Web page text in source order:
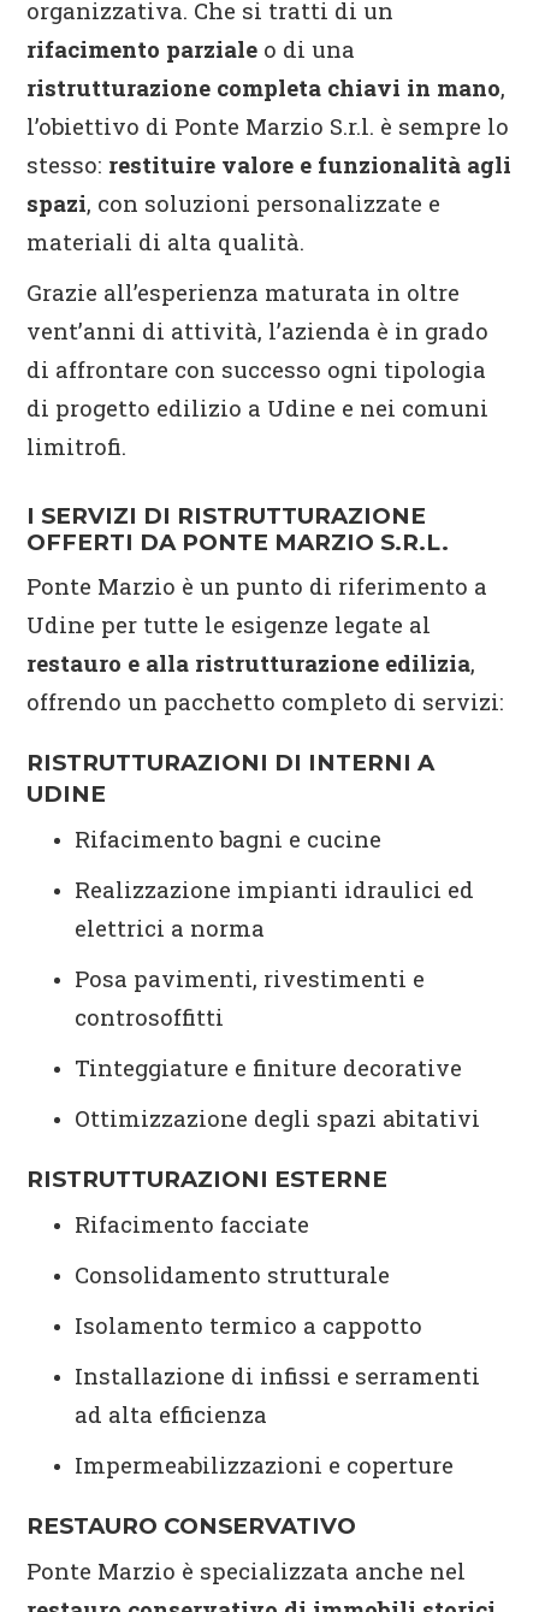
organizzativa. Che si tratti di un
rifacimento parziale o di una
ristrutturazione completa chiavi in mano,
l’obiettivo di Ponte Marzio S.r.l. è sempre lo
stesso: restituire valore e funzionalità agli
spazi, con soluzioni personalizzate e
materiali di alta qualità.
Grazie all’esperienza maturata in oltre
vent’anni di attività, l’azienda è in grado
di affrontare con successo ogni tipologia
di progetto edilizio a Udine e nei comuni
limitrofi.
I SERVIZI DI RISTRUTTURAZIONE
OFFERTI DA PONTE MARZIO S.R.L.
Ponte Marzio è un punto di riferimento a
Udine per tutte le esigenze legate al
restauro e alla ristrutturazione edilizia,
offrendo un pacchetto completo di servizi:
RISTRUTTURAZIONI DI INTERNI A
UDINE
Rifacimento bagni e cucine
Realizzazione impianti idraulici ed
elettrici a norma
Posa pavimenti, rivestimenti e
controsoffitti
Tinteggiature e finiture decorative
Ottimizzazione degli spazi abitativi
RISTRUTTURAZIONI ESTERNE
Rifacimento facciate
Consolidamento strutturale
Isolamento termico a cappotto
Installazione di infissi e serramenti
ad alta efficienza
Impermeabilizzazioni e coperture
RESTAURO CONSERVATIVO
Ponte Marzio è specializzata anche nel